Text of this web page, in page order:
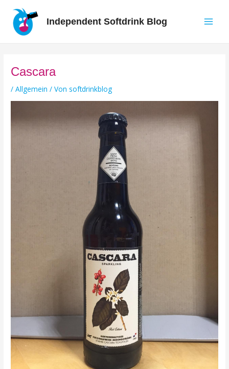
Inhalt
springen
Independent Softdrink Blog
Cascara
/Allgemein / Von softdrinkblog